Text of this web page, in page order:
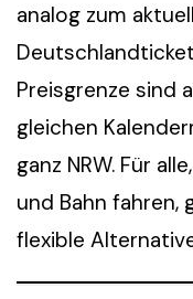
analog zum
Preisgrenze sind
gleichen
ganz NRW. Für
und Bahn fahren,
flexible